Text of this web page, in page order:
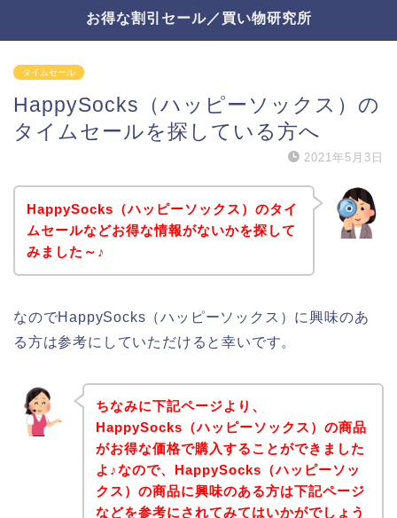
お得な割引セール／買い物研究所
タイムセール
HappySocks（ハッピーソックス）の
タイムセールを探している方へ
2021年5月3日
HappySocks（ハッピーソックス）のタイ
ムセールなどお得な情報がないかを探して
みました～♪
なのでHappySocks（ハッピーソックス）に興味のあ
る方は参考にしていただけると幸いです。
ちなみに下記ページより、
HappySocks（ハッピーソックス）の商品
がお得な価格で購入することができました
よ♪なので、HappySocks（ハッピーソッ
クス）の商品に興味のある方は下記ページ
などを参考にされてみてはいかがでしょう